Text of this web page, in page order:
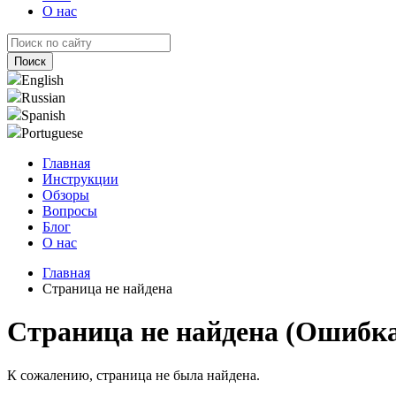
О нас
English
Russian
Spanish
Portuguese
Главная
Инструкции
Обзоры
Вопросы
Блог
О нас
Главная
Страница не найдена
Страница не найдена
К сожалению, страница не была найдена.